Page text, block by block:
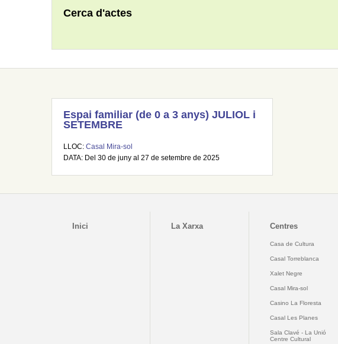
Cerca d'actes
Espai familiar (de 0 a 3 anys) JULIOL i
SETEMBRE
LLOC: Casal Mira-sol
DATA: Del 30 de juny al 27 de setembre de 2025
Inici La Xarxa Centres
Casa de Cultura
Casal Torreblanca
Xalet Negre
Casal Mira-sol
Casino La Floresta
Casal Les Planes
Sala Clavé - La Unió
Centre Cultural